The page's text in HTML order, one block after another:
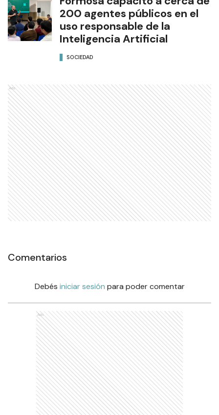
200 agentes públicos en el
uso responsable de la
Inteligencia Artificial
SOCIEDAD
Ads
Comentarios
Debés iniciar sesión para poder comentar
Ads